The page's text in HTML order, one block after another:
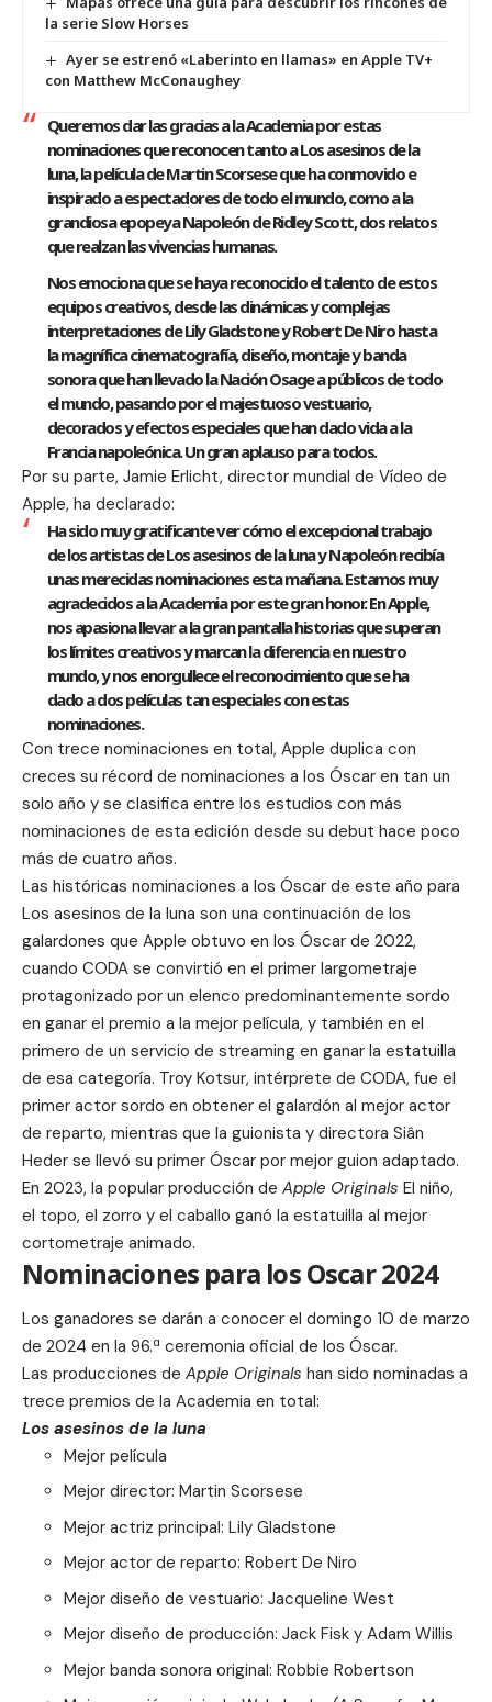
la serie Slow Horses
Ayer se estrenó «Laberinto en llamas» en Apple TV+
con Matthew McConaughey
Queremos dar las gracias a la Academia por estas
nominaciones que reconocen tanto a Los asesinos de la
luna, la película de Martin Scorsese que ha conmovido e
inspirado a espectadores de todo el mundo, como a la
grandiosa epopeya Napoleón de Ridley Scott, dos relatos
que realzan las vivencias humanas.
Nos emociona que se haya reconocido el talento de estos
equipos creativos, desde las dinámicas y complejas
interpretaciones de Lily Gladstone y Robert De Niro hasta
la magnífica cinematografía, diseño, montaje y banda
sonora que han llevado la Nación Osage a públicos de todo
el mundo, pasando por el majestuoso vestuario,
decorados y efectos especiales que han dado vida a la
Francia napoleónica. Un gran aplauso para todos.
Por su parte, Jamie Erlicht, director mundial de Vídeo de
Apple, ha declarado:
Ha sido muy gratificante ver cómo el excepcional trabajo
de los artistas de Los asesinos de la luna y Napoleón recibía
unas merecidas nominaciones esta mañana. Estamos muy
agradecidos a la Academia por este gran honor. En Apple,
nos apasiona llevar a la gran pantalla historias que superan
los límites creativos y marcan la diferencia en nuestro
mundo, y nos enorgullece el reconocimiento que se ha
dado a dos películas tan especiales con estas
nominaciones.
Con trece nominaciones en total, Apple duplica con
creces su récord de nominaciones a los Óscar en tan un
solo año y se clasifica entre los estudios con más
nominaciones de esta edición desde su debut hace poco
más de cuatro años.
Las históricas nominaciones a los Óscar de este año para
Los asesinos de la luna son una continuación de los
galardones que Apple obtuvo en los Óscar de 2022,
cuando CODA se convirtió en el primer largometraje
protagonizado por un elenco predominantemente sordo
en ganar el premio a la mejor película, y también en el
primero de un servicio de streaming en ganar la estatuilla
de esa categoría. Troy Kotsur, intérprete de CODA, fue el
primer actor sordo en obtener el galardón al mejor actor
de reparto, mientras que la guionista y directora Siân
Heder se llevó su primer Óscar por mejor guion adaptado.
En 2023, la popular producción de Apple Originals El niño,
el topo, el zorro y el caballo ganó la estatuilla al mejor
cortometraje animado.
Nominaciones para los Oscar 2024
Los ganadores se darán a conocer el domingo 10 de marzo
de 2024 en la 96.ª ceremonia oficial de los Óscar.
Las producciones de Apple Originals han sido nominadas a
trece premios de la Academia en total:
Los asesinos de la luna
Mejor película
Mejor director: Martin Scorsese
Mejor actriz principal: Lily Gladstone
Mejor actor de reparto: Robert De Niro
Mejor diseño de vestuario: Jacqueline West
Mejor diseño de producción: Jack Fisk y Adam Willis
Mejor banda sonora original: Robbie Robertson